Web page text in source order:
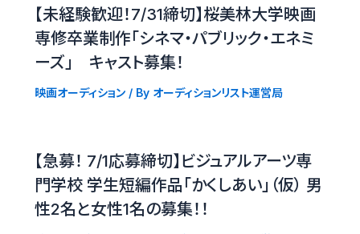
【未経験歓迎！7/31締切】桜美林大学映画
専修卒業制作「シネマ・パブリック・エネミ
ーズ」 キャスト募集！
映画オーディション/ By オーディションリスト運営局
【急募！ 7/1応募締切】ビジュアルアーツ専
門学校 学生短編作品「かくしあい」（仮） 男
性2名と女性1名の募集！！